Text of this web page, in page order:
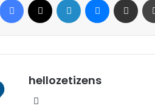
hellozetizens